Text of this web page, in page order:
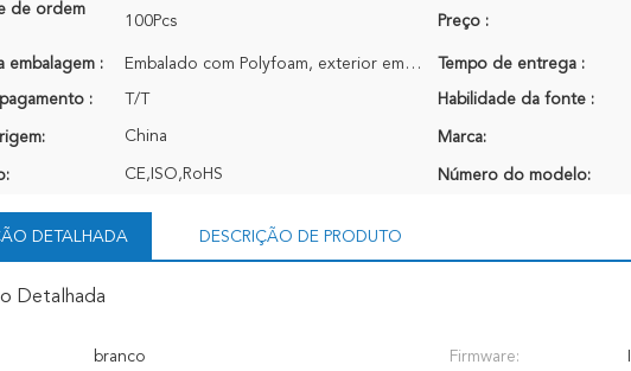
de ordem
100Pcs Preço :
embalagem : Embalado com Polyfoam, exterior embalado com caixa de Brown Tempo de entrega :
pagamento : T/T Habilidade da fonte :
China Marca:
CE,ISO,RoHS Número do modelo:
DETALHADA DESCRIÇÃO DE PRODUTO
Detalhada
branco Firmware: